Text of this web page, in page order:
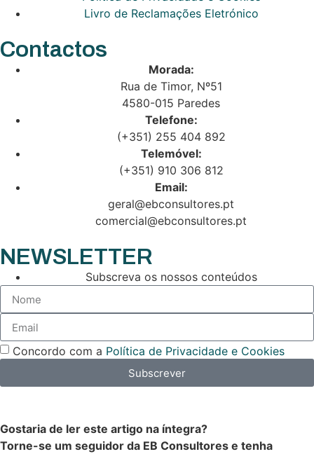
Livro de Reclamações Eletrónico
Contactos
Morada:
Rua de Timor, Nº51
4580-015 Paredes
Telefone:
(+351) 255 404 892
Telemóvel:
(+351) 910 306 812
Email:
geral@ebconsultores.pt
comercial@ebconsultores.pt
NEWSLETTER
Subscreva os nossos conteúdos
Concordo com a Política de Privacidade e Cookies
Subscrever
Gostaria de ler este artigo na íntegra?
Torne-se um seguidor da EB Consultores e tenha